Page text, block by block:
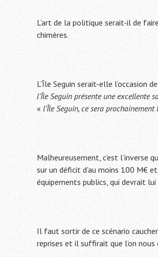
L’art de la politique serait-il de
chimères.
L’Île Seguin serait-elle l’occasion
l’Île Seguin présente une excellente
« l’Île Seguin, ce sera
Malheureusement, c’est l’inverse
sur un déficit d’au moins 100 M€
équipements publics, qui devrait
Il faut sortir de ce scénario
reprises et il suffirait que l’on